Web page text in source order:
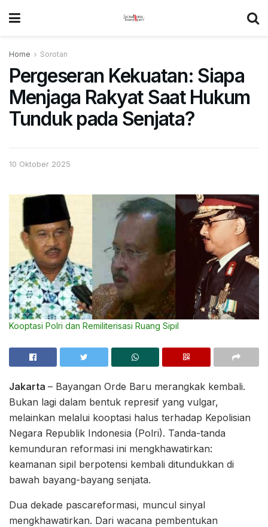
Home Sorotan
Pergeseran Kekuatan: Siapa
Menjaga Rakyat Saat Hukum
Tunduk pada Senjata?
10 Oktober 2025
Kooptasi Polri dan Remiliterisasi Ruang Sipil
Jakarta – Bayangan Orde Baru merangkak kembali.
Bukan lagi dalam bentuk represif yang vulgar,
melainkan melalui kooptasi halus terhadap Kepolisian
Negara Republik Indonesia (Polri). Tanda-tanda
kemunduran reformasi ini mengkhawatirkan:
keamanan sipil berpotensi kembali ditundukkan di
bawah bayang-bayang senjata.
Dua dekade pascareformasi, muncul sinyal
mengkhawatirkan. Dari wacana pembentukan